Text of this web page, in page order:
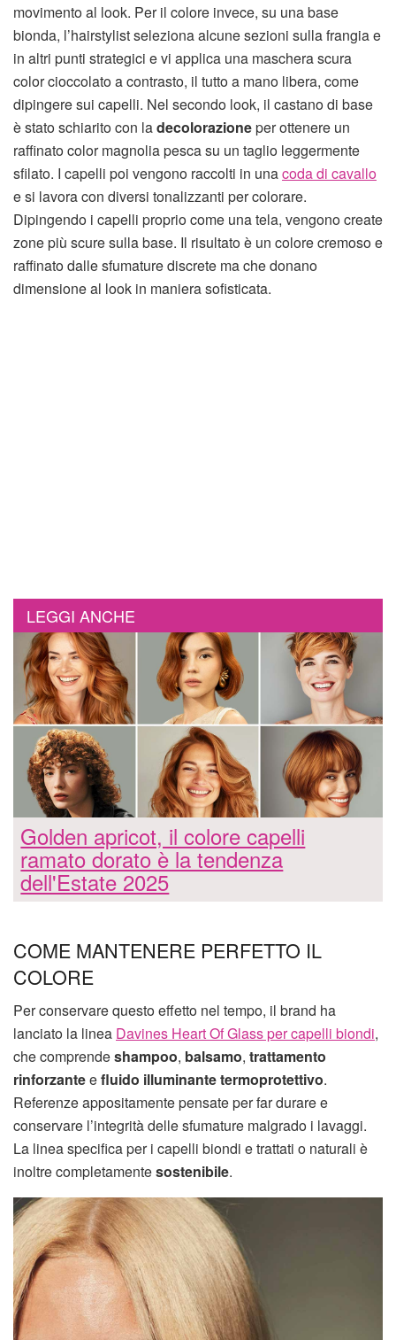
movimento al look. Per il colore invece, su una base
bionda, l’hairstylist seleziona alcune sezioni sulla frangia e
in altri punti strategici e vi applica una maschera scura
color cioccolato a contrasto, il tutto a mano libera, come
dipingere sui capelli. Nel secondo look, il castano di base
è stato schiarito con ladecolorazioneper ottenere un
raffinato color magnolia pesca su un taglio leggermente
sfilato. I capelli poi vengono raccolti in unacoda di cavallo
e si lavora con diversi tonalizzanti per colorare.
Dipingendo i capelli proprio come una tela, vengono create
zone più scure sulla base. Il risultato è un colore cremoso e
raffinato dalle sfumature discrete ma che donano
dimensione al look in maniera sofisticata.
LEGGI ANCHE
Golden apricot, il colore capelli
ramato dorato è la tendenza
dell'Estate 2025
COME MANTENERE PERFETTO IL
COLORE
Per conservare questo effetto nel tempo, il brand ha
lanciato la linea Davines Heart Of Glass per capelli biondi,
che comprendeshampoo, balsamo, trattamento
rinforzanteefluido illuminante termoprotettivo.
Referenze appositamente pensate per far durare e
conservare l’integrità delle sfumature malgrado i lavaggi.
La linea specifica per i capelli biondi e trattati o naturali è
inoltre completamentesostenibile.